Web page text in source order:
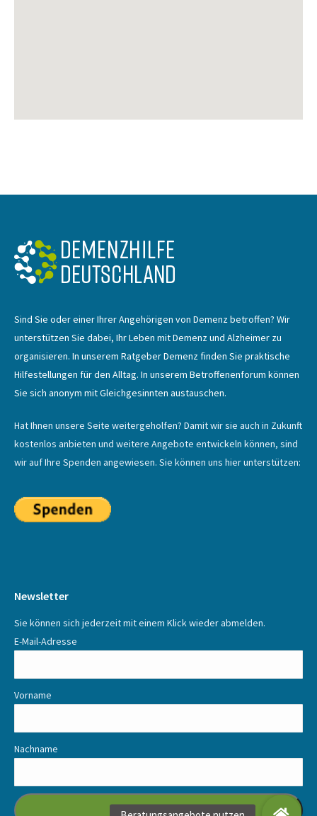
Sind Sie oder einer Ihrer Angehörigen von Demenz betroffen? Wir
unterstützen Sie dabei, Ihr Leben mit Demenz und Alzheimer zu
organisieren. In unserem Ratgeber Demenz finden Sie praktische
Hilfestellungen für den Alltag. In unserem Betroffenenforum können
Sie sich anonym mit Gleichgesinnten austauschen.
Hat Ihnen unsere Seite weitergeholfen? Damit wir sie auch in Zukunft
kostenlos anbieten und weitere Angebote entwickeln können, sind
wir auf Ihre Spenden angewiesen. Sie können uns hier unterstützen:
Newsletter
Sie können sich jederzeit mit einem Klick wieder abmelden.
E-Mail-Adresse
Vorname
Nachname